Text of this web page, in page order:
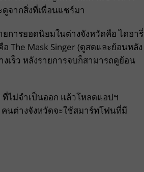
ดูจากสิ่งที่เพื่อนแชร์มา
การยอดนิยมในต่างจังหวัดคือ ไดอารี่
The Mask Singer (ดูสดและย้อนหลัง
เร็ว หลังรายการจบก็สามารถดูย้อน
ไม่จำเป็นออก แล้วโหลดแอปฯ
นต่างจังหวัดจะใช้สมาร์ทโฟนที่มี